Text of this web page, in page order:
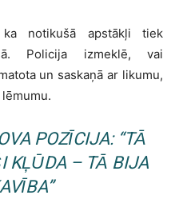
notikušā apstākļi tiek
Policija izmeklē, vai
un saskaņā ar likumu,
POZĪCIJA: “TĀ
KĻŪDA – TĀ BIJA